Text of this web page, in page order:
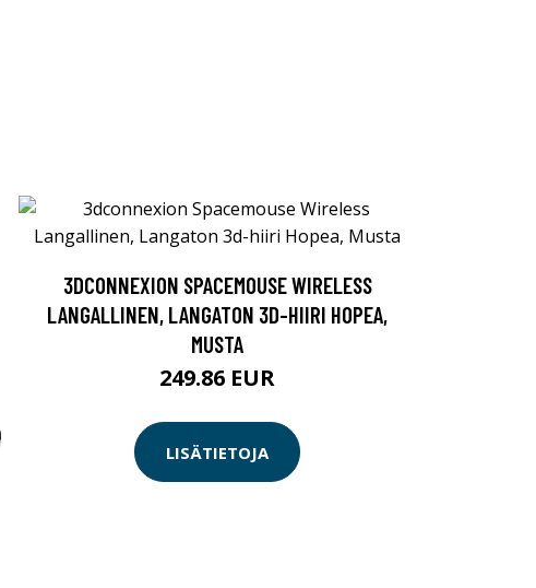
3DCONNEXION SPACEMOUSE WIRELESS
LANGALLINEN, LANGATON 3D-HIIRI HOPEA,
MUSTA
249.86 EUR
LISÄTIETOJA